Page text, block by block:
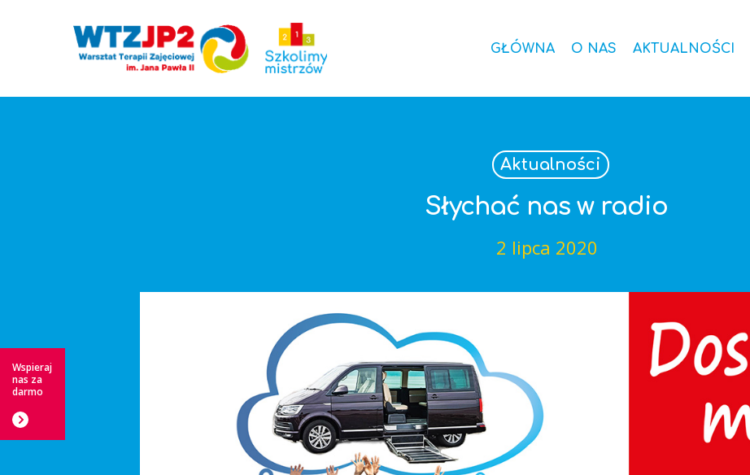
Hit enter to search or ESC to close
GŁÓWNA O NAS AKTUALNOŚCI
Aktualności
Słychać nas w radio
2 lipca 2020
Wspieraj
nas za
darmo